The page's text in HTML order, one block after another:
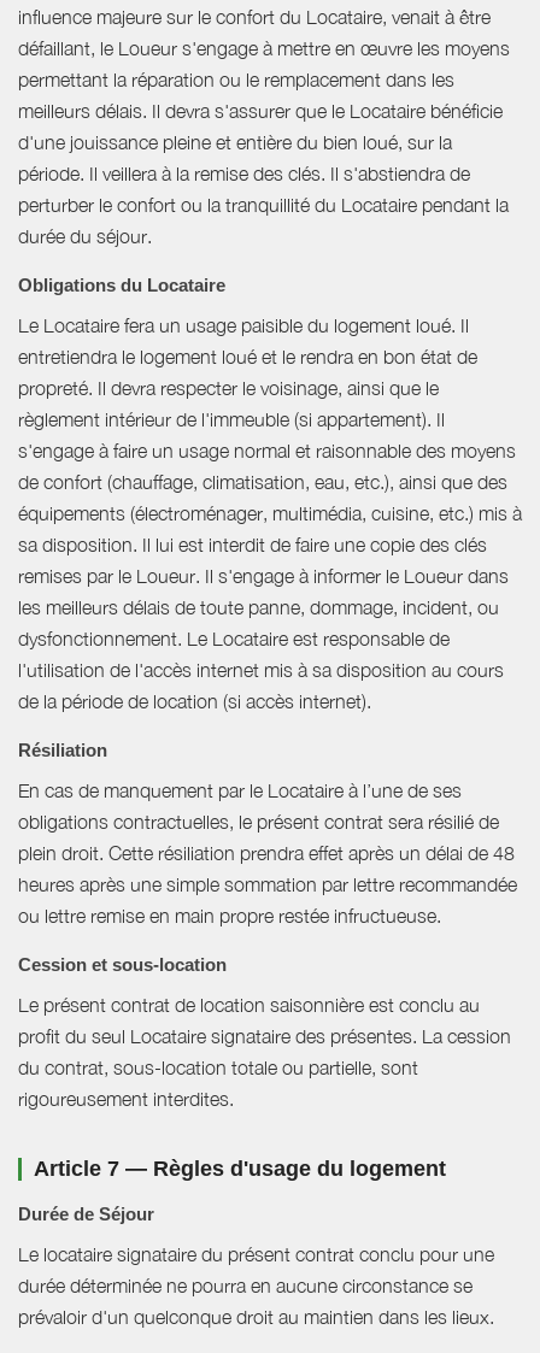
influence majeure sur le confort du Locataire, venait à être
défaillant, le Loueur s'engage à mettre en œuvre les moyens
permettant la réparation ou le remplacement dans les
meilleurs délais. Il devra s'assurer que le Locataire bénéficie
d'une jouissance pleine et entière du bien loué, sur la
période. Il veillera à la remise des clés. Il s'abstiendra de
perturber le confort ou la tranquillité du Locataire pendant la
durée du séjour.
Obligations du Locataire
Le Locataire fera un usage paisible du logement loué. Il
entretiendra le logement loué et le rendra en bon état de
propreté. Il devra respecter le voisinage, ainsi que le
règlement intérieur de l'immeuble (si appartement). Il
s'engage à faire un usage normal et raisonnable des moyens
de confort (chauffage, climatisation, eau, etc.), ainsi que des
équipements (électroménager, multimédia, cuisine, etc.) mis à
sa disposition. Il lui est interdit de faire une copie des clés
remises par le Loueur. Il s'engage à informer le Loueur dans
les meilleurs délais de toute panne, dommage, incident, ou
dysfonctionnement. Le Locataire est responsable de
l'utilisation de l'accès internet mis à sa disposition au cours
de la période de location (si accès internet).
Résiliation
En cas de manquement par le Locataire à l’une de ses
obligations contractuelles, le présent contrat sera résilié de
plein droit. Cette résiliation prendra effet après un délai de 48
heures après une simple sommation par lettre recommandée
ou lettre remise en main propre restée infructueuse.
Cession et sous-location
Le présent contrat de location saisonnière est conclu au
profit du seul Locataire signataire des présentes. La cession
du contrat, sous-location totale ou partielle, sont
rigoureusement interdites.
Article 7 — Règles d'usage du logement
Durée de Séjour
Le locataire signataire du présent contrat conclu pour une
durée déterminée ne pourra en aucune circonstance se
prévaloir d'un quelconque droit au maintien dans les lieux.